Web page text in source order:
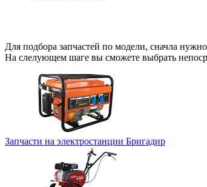
Для подбора запчастей по модели, сначла
На слелующем шаге вы сможете выбрать
Запчасти на электростанции Бригадир